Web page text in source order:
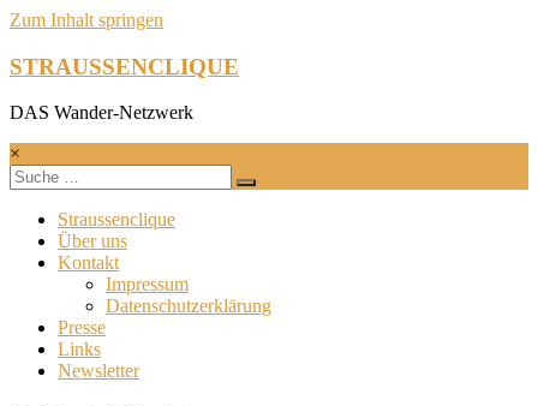
Zum Inhalt springen
STRAUSSENCLIQUE
DAS Wander-Netzwerk
×
Straussenclique
Über uns
Kontakt
Impressum
Datenschutzerklärung
Presse
Links
Newsletter